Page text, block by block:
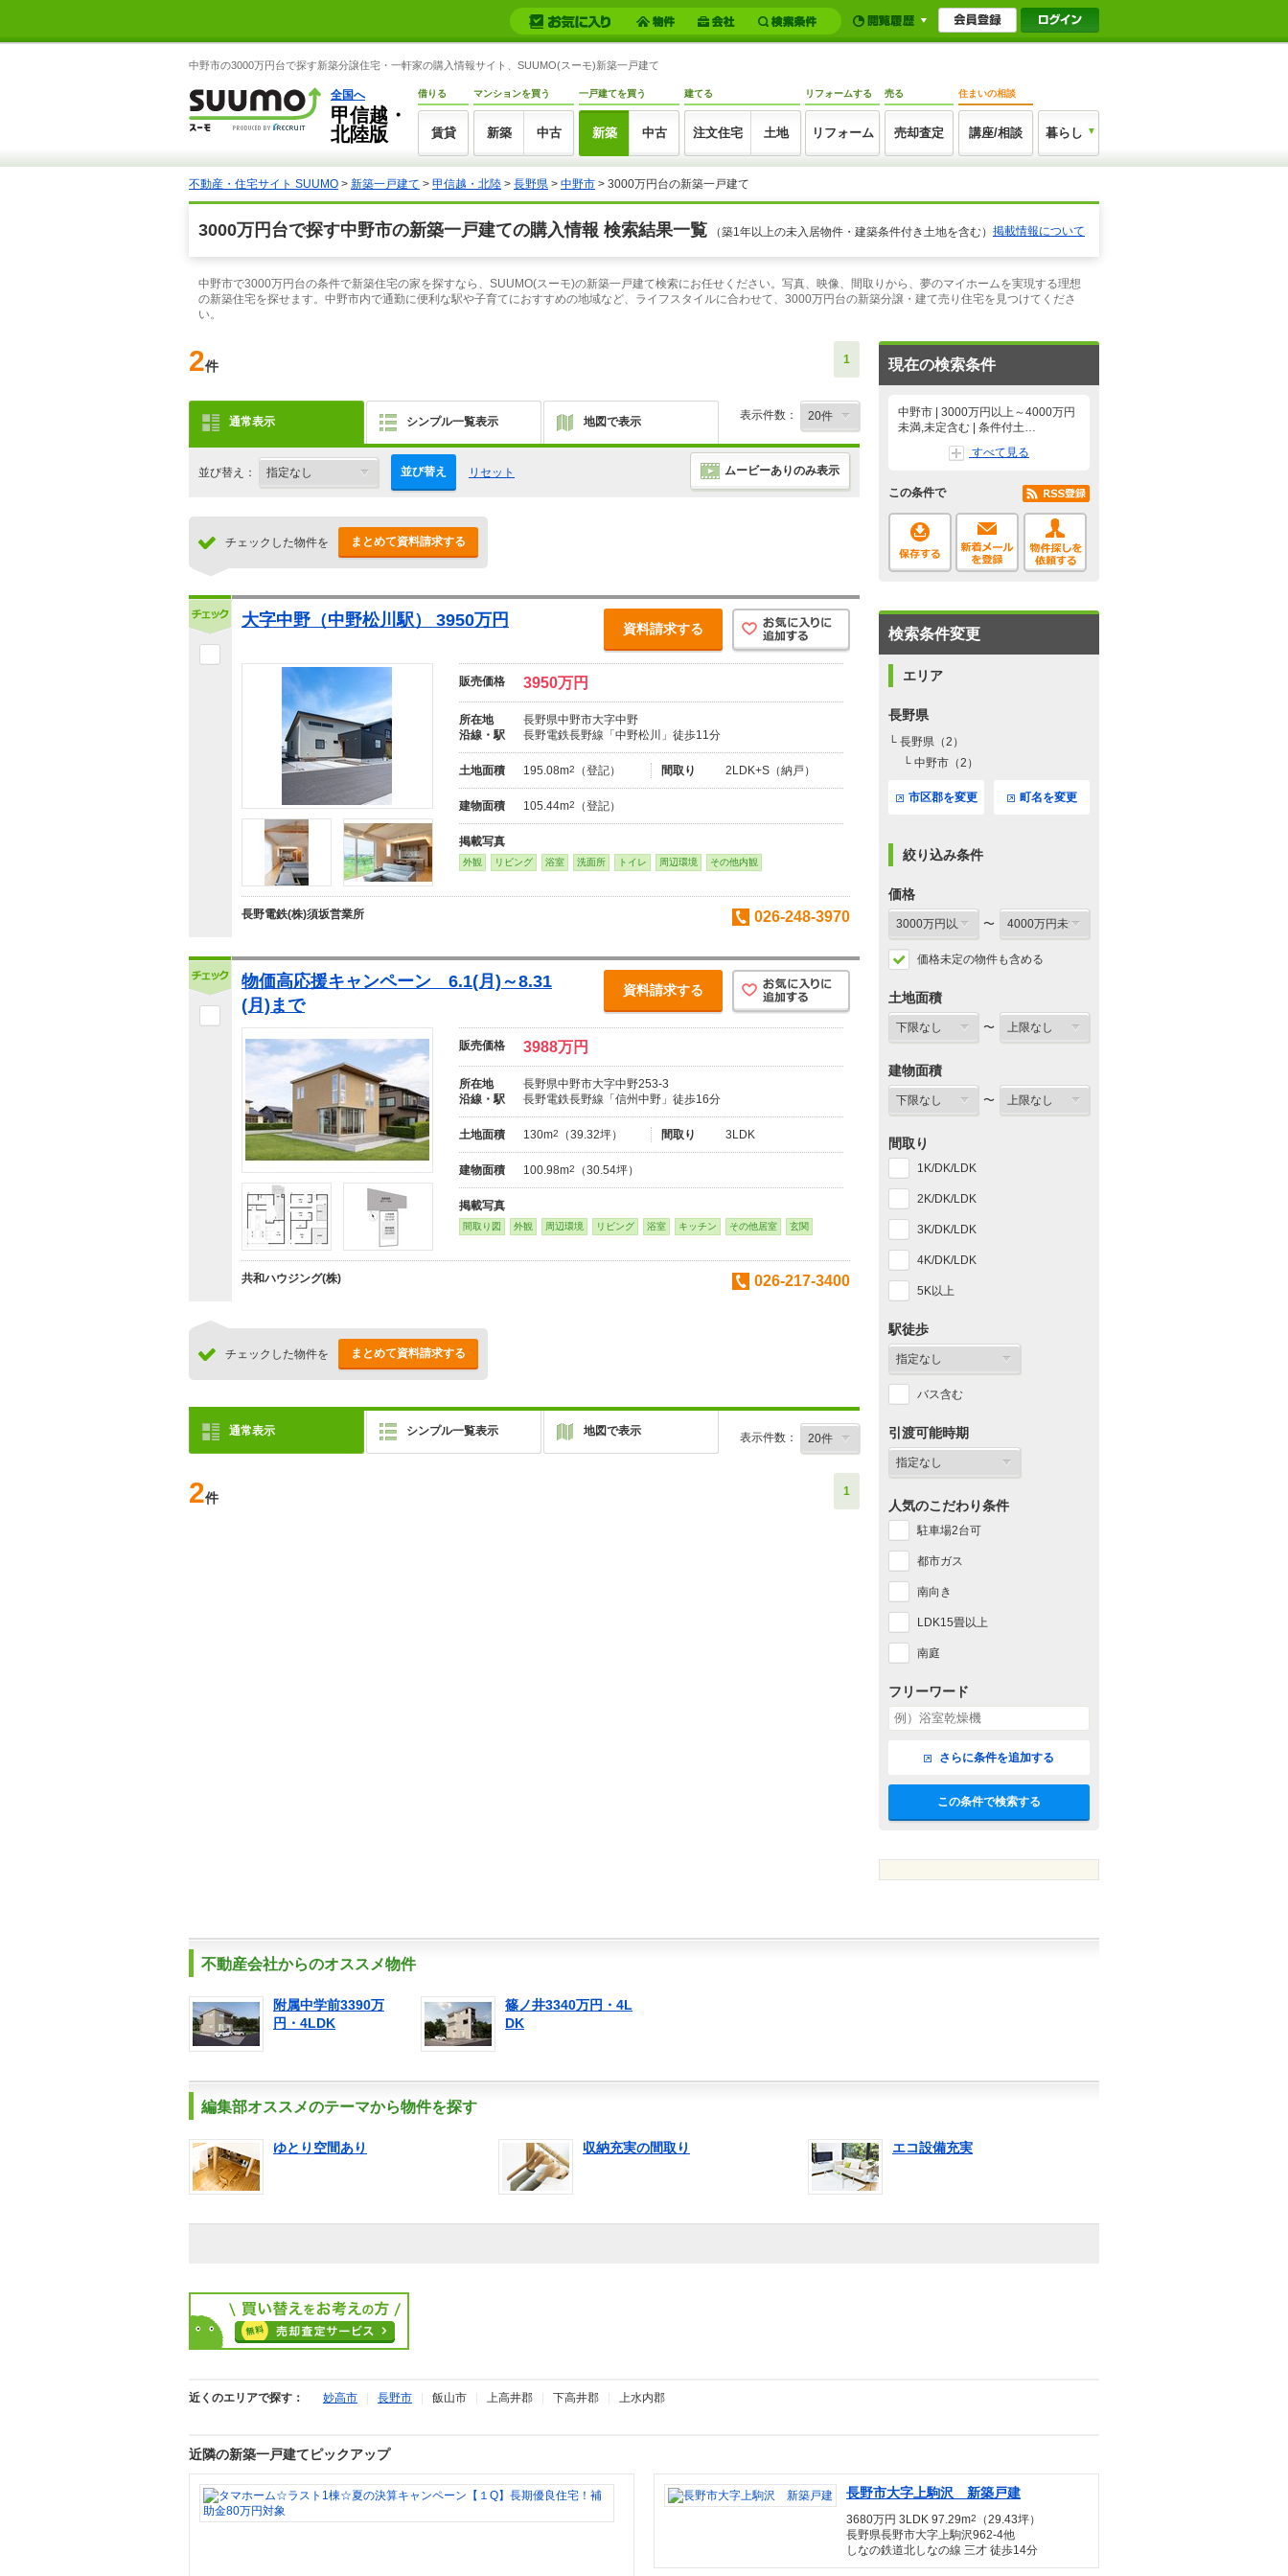
中野市の3000万円台で探す新築分譲住宅・一軒家の購入情報サイト、SUUMO(スーモ)新築一戸建て
全国へ
甲信越・
北陸版
借りる
賃貸
マンションを買う
新築 中古
一戸建てを買う
新築 中古
建てる
注文住宅 土地
リフォームする
リフォーム
売る
売却査定
住まいの相談
講座/相談 暮らし
不動産・住宅サイト SUUMO > 新築一戸建て > 甲信越・北陸 > 長野県 > 中野市 > 3000万円台の新築一戸建て
3000万円台で探す中野市の新築一戸建ての購入情報 検索結果一覧 （築1年以上の未入居物件・建築条件付き土地を含む） 掲載情報について
中野市で3000万円台の条件で新築住宅の家を探すなら、SUUMO(スーモ)の新築一戸建て検索にお任せください。写真、映像、間取りから、夢のマイホームを実現する理想
の新築住宅を探せます。中野市内で通勤に便利な駅や子育てにおすすめの地域など、ライフスタイルに合わせて、3000万円台の新築分譲・建て売り住宅を見つけてくださ
い。
2件 1
通常表示 シンプル一覧表示 地図で表示 表示件数：
並び替え： 並び替え リセット ムービーありのみ表示
チェックした物件を まとめて資料請求する
大字中野（中野松川駅） 3950万円 資料請求する
販売価格 3950万円
所在地
長野県中野市大字中野
沿線・駅
長野電鉄長野線「中野松川」徒歩11分
土地面積 195.08m2 （登記） 間取り 2LDK+S（納戸）
建物面積 105.44m2 （登記）
掲載写真
外観 リビング 浴室 洗面所 トイレ 周辺環境 その他内観
長野電鉄(株)須坂営業所 026-248-3970
物価高応援キャンペーン 6.1(月)～8.31
(月)まで
資料請求する
販売価格 3988万円
所在地
長野県中野市大字中野253-3
沿線・駅
長野電鉄長野線「信州中野」徒歩16分
土地面積 130m2 （39.32坪） 間取り 3LDK
建物面積 100.98m2 （30.54坪）
掲載写真
間取り図 外観 周辺環境 リビング 浴室 キッチン その他居室 玄関
共和ハウジング(株) 026-217-3400
チェックした物件を まとめて資料請求する
通常表示 シンプル一覧表示 地図で表示 表示件数：
2件 1
現在の検索条件
中野市 | 3000万円以上～4000万円
未満,未定含む | 条件付土…
すべて見る
この条件で
検索条件変更
エリア
長野県
└ 長野県（2）
└ 中野市（2）
市区郡を変更 町名を変更
絞り込み条件
価格
〜
価格未定の物件も含める
土地面積
〜
建物面積
〜
間取り
1K/DK/LDK
2K/DK/LDK
3K/DK/LDK
4K/DK/LDK
5K以上
駅徒歩
バス含む
引渡可能時期
人気のこだわり条件
駐車場2台可
都市ガス
南向き
LDK15畳以上
南庭
フリーワード
さらに条件を追加する
この条件で検索する
不動産会社からのオススメ物件
附属中学前3390万
円・4LDK
篠ノ井3340万円・4L
DK
編集部オススメのテーマから物件を探す
ゆとり空間あり 収納充実の間取り エコ設備充実
近くのエリアで探す： 妙高市 長野市 飯山市 上高井郡 下高井郡 上水内郡
近隣の新築一戸建てピックアップ
長野市大字上駒沢 新築戸建
3680万円 3LDK 97.29m2
（29.43坪）
長野県長野市大字上駒沢962-4他
しなの鉄道北しなの線 三才 徒歩14分